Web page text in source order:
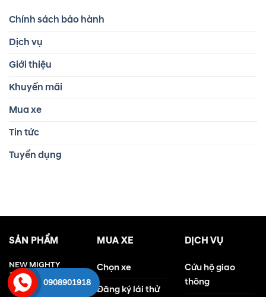
Chính sách bảo hành
Dịch vụ
Giới thiệu
Khuyến mãi
Mua xe
Tin tức
Tuyển dụng
SẢN PHẨM
NEW MIGHTY
110S - 7 TẤN Euro
5
MUA XE
Chọn xe
Đăng ký lái thử
DỊCH VỤ
Cứu hộ giao
thông
0908901918